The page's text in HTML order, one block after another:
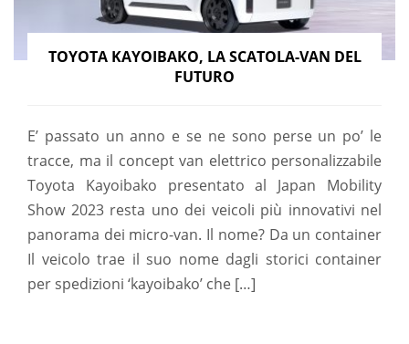
TOYOTA KAYOIBAKO, LA SCATOLA-VAN DEL
FUTURO
E’ passato un anno e se ne sono perse un po’ le
tracce, ma il concept van elettrico personalizzabile
Toyota Kayoibako presentato al Japan Mobility
Show 2023 resta uno dei veicoli più innovativi nel
panorama dei micro-van. Il nome? Da un container
Il veicolo trae il suo nome dagli storici container
per spedizioni ‘kayoibako’ che […]